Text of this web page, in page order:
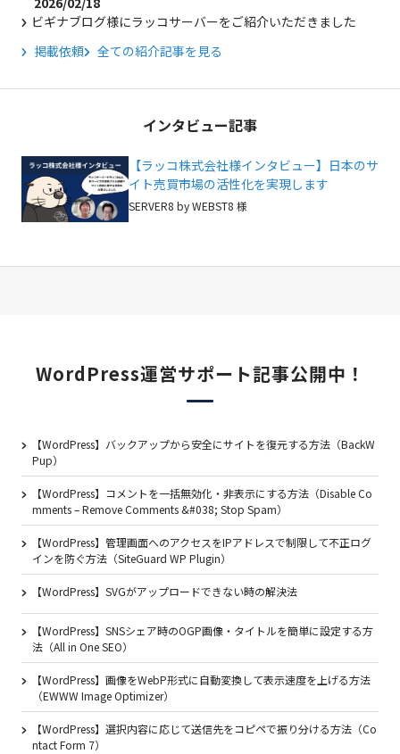
ビギナブログ様にラッコサーバーをご紹介いただきました
掲載依頼
全ての紹介記事を見る
インタビュー記事
【ラッコ株式会社様インタビュー】日本のサ
イト売買市場の活性化を実現します
SERVER8 by WEBST8 様
WordPress運営サポート記事公開中！
【WordPress】バックアップから安全にサイトを復元する方法（BackW
Pup）
【WordPress】コメントを一括無効化・非表示にする方法（Disable Co
mments – Remove Comments &#038; Stop Spam）
【WordPress】管理画面へのアクセスをIPアドレスで制限して不正ログ
インを防ぐ方法（SiteGuard WP Plugin）
【WordPress】SVGがアップロードできない時の解決法
【WordPress】SNSシェア時のOGP画像・タイトルを簡単に設定する方
法（All in One SEO）
【WordPress】画像をWebP形式に自動変換して表示速度を上げる方法
（EWWW Image Optimizer）
【WordPress】選択内容に応じて送信先をコピペで振り分ける方法（Co
ntact Form 7）